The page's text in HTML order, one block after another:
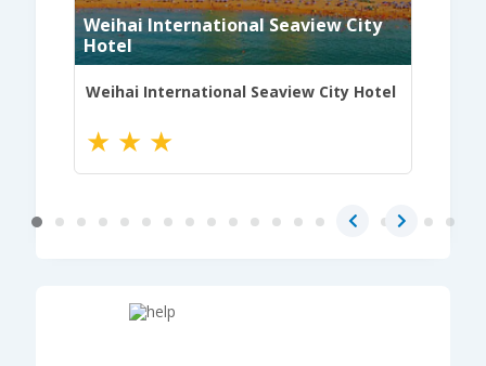
Weihai International Seaview City
Hotel
Weihai International Seaview City Hotel